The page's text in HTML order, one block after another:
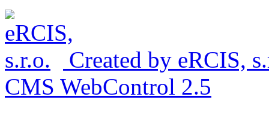
Created by eRCIS,
CMS WebControl 2.5